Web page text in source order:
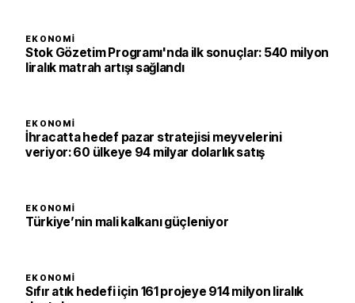
EKONOMI
Stok Gözetim Programı'nda ilk sonuçlar: 540 milyon
liralık matrah artışı sağlandı
EKONOMI
İhracatta hedef pazar stratejisi meyvelerini
veriyor: 60 ülkeye 94 milyar dolarlık satış
EKONOMI
Türkiye’nin mali kalkanı güçleniyor
EKONOMI
Sıfır atık hedefi için 161 projeye 914 milyon liralık